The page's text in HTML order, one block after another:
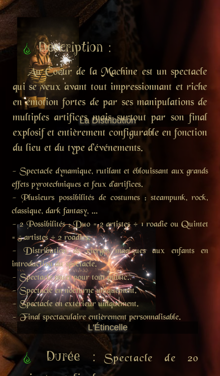
La Distribution
L'Étincelle
Description :
Au Coeur de la Machine est un spectacle
qui se veux avant tout impressionnant et riche
en émotion fortes de par ses manipulations de
multiples artifices mais surtout par son final
explosif et entièrement configurable en fonction
du lieu et du type d'événements.
- Spectacle dynamique, rutilant et éblouissant aux grands
effets pyrotechniques et feux d'artifices.
- Plusieurs possibilités de costumes : steampunk, rock,
classique, dark fantasy, …
- 2 Possibilités : Duo = 2 artistes + 1 roadie ou Quintet
= 5 artistes + 2 roadies.
- Distribution de cierges magiques aux enfants en
introduction du spectacle.
- Spectacle muet pour tout public.
- Spectacle en nocturne uniquement.
- Spectacle en extérieur uniquement.
- Final spectaculaire entièrement personnalisable.
Durée : Spectacle de 20